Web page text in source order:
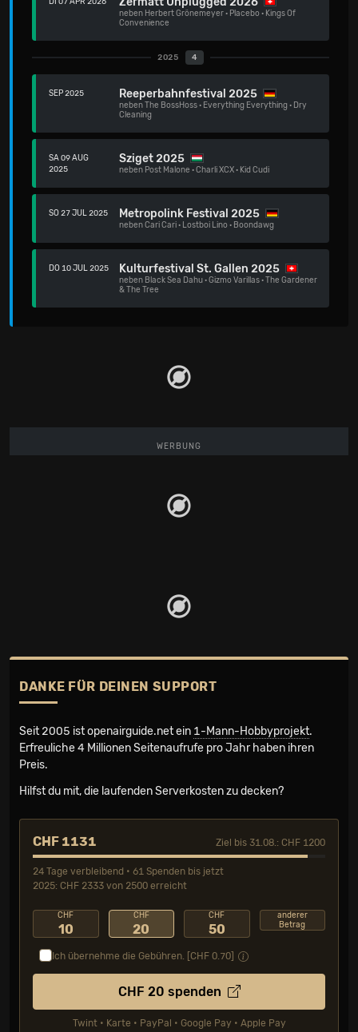
neben Herbert Grönemeyer· Placebo · Kings Of
Convenience
2025 4
SEP 2025 Reeperbahnfestival 2025
nebenThe BossHoss· Everything Everything· Dry
Cleaning
SA 09 AUG
2025
Sziget 2025
neben Post Malone ·Charli XCX· Kid Cudi
SO 27 JUL 2025 Metropolink Festival 2025
nebenCari Cari· Lostboi Lino · Boondawg
DO 10 JUL 2025 Kulturfestival St. Gallen 2025
neben Black Sea Dahu·Gizmo Varillas·The Gardener
& The Tree
WERBUNG
DANKE FÜR DEINEN SUPPORT
Seit 2005 ist openairguide.net ein 1-Mann-Hobbyprojekt.
Erfreuliche 4 Millionen Seiten­aufrufe pro Jahr haben ihren
Preis.
Hilfst du mit, die laufenden Serverkosten zu decken?
CHF 1131 Ziel bis 31.08.: CHF 1200
24 Tage verbleibend • 61 Spenden bis jetzt
2025: CHF 2333 von 2500 erreicht
CHF
10
CHF
20
CHF
50
anderer
Betrag
Ich übernehme die Gebühren. [CHF 0.70
CHF 20 spenden
Twint • Karte • PayPal • Google Pay • Apple Pay